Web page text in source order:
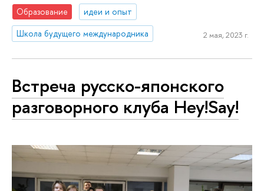
Образование
идеи и опыт
Школа будущего международника
2 мая, 2023 г.
Встреча русско-японского
разговорного клуба Hey!Say!